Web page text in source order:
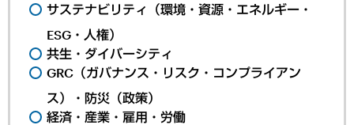
サステナビリティ（環境・資源・エネルギー・
ESG・人権）
共生・ダイバーシティ
GRC（ガバナンス・リスク・コンプライアン
ス）・防災（政策）
経済・産業・雇用・労働